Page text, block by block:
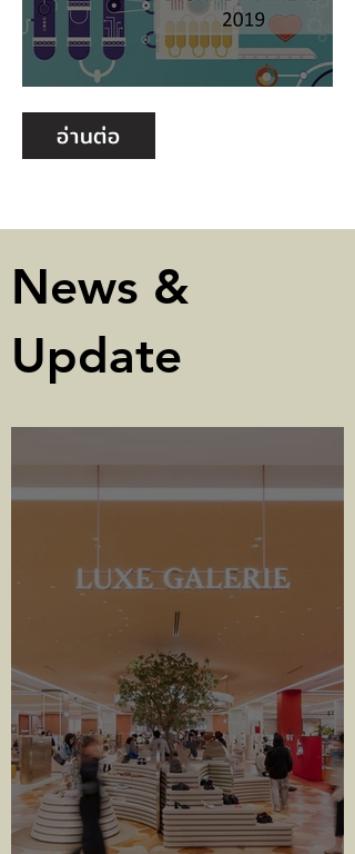
อ่านต่อ
Digital PR Trend 2019
News &
Update